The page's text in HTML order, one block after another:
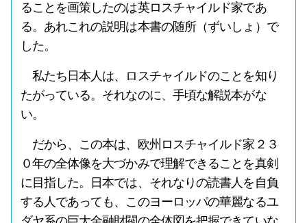
ることを画策したのは英ロスチャイルド家であ
る。あれこれの説明は本書の随所（ずいしょ）で
した。
私たち日本人は、ロスチャイルドのことを知り
たがっている。それなのに、手頃な解説本がな
い。
だから、この本は、欧州ロスチャイルド家２３
０年の全体像を大づかみで理解できることを真剣
に目指した。日本では、それなりの読書人を自負
する人であっても、このヨーロッパの華麗なるユ